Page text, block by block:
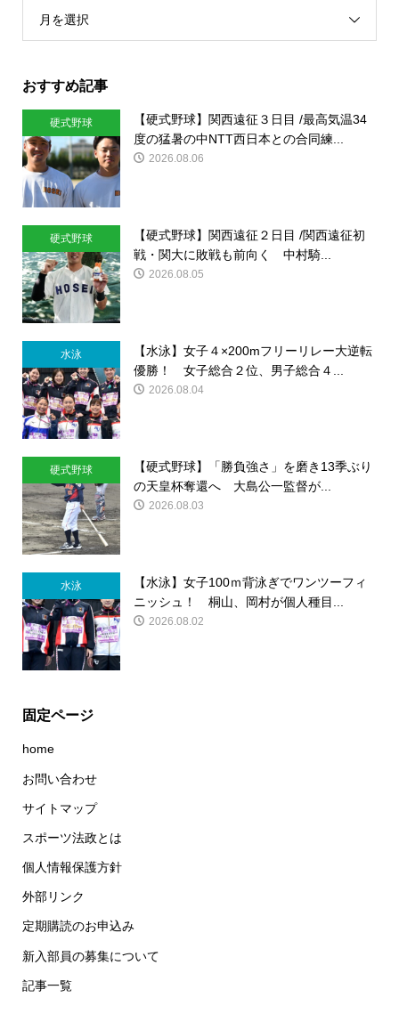
月を選択
おすすめ記事
硬式野球
【硬式野球】関西遠征３日目 /最高気温34
度の猛暑の中NTT西日本との合同練...
2026.08.06
硬式野球
【硬式野球】関西遠征２日目 /関西遠征初
戦・関大に敗戦も前向く 中村騎...
2026.08.05
水泳
【水泳】女子４×200mフリーリレー大逆転
優勝！ 女子総合２位、男子総合４...
2026.08.04
硬式野球
【硬式野球】「勝負強さ」を磨き13季ぶり
の天皇杯奪還へ 大島公一監督が...
2026.08.03
水泳
【水泳】女子100ｍ背泳ぎでワンツーフィ
ニッシュ！ 桐山、岡村が個人種目...
2026.08.02
固定ページ
home
お問い合わせ
サイトマップ
スポーツ法政とは
個人情報保護方針
外部リンク
定期購読のお申込み
新入部員の募集について
記事一覧